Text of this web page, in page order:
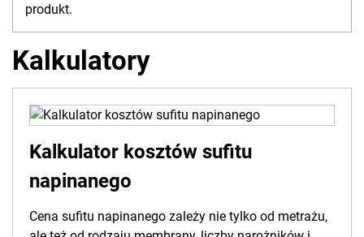
produkt.
Kalkulatory
Kalkulator kosztów sufitu
napinanego
Cena sufitu napinanego zależy nie tylko od metrażu,